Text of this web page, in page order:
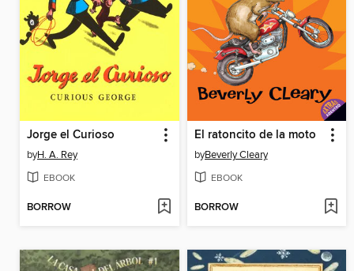
Jorge el Curioso
byH. A. Rey
EBOOK
BORROW
El ratoncito de la moto
byBeverly Cleary
EBOOK
BORROW